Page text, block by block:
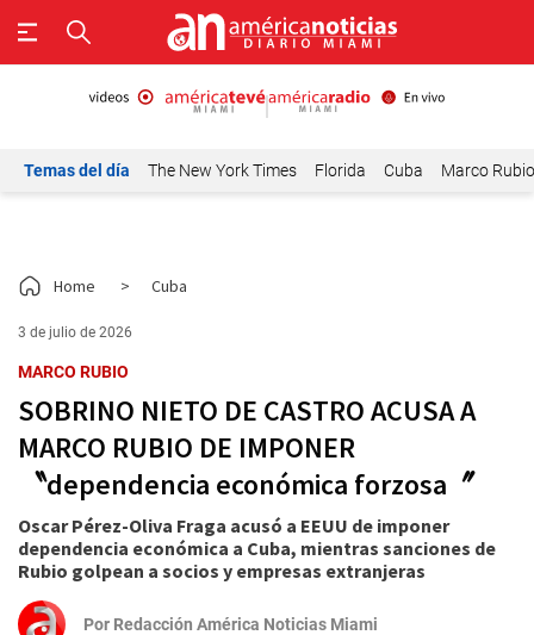
Temas del día The New York Times Florida Cuba Marco Rubio
Home > Cuba
3 de julio de 2026
MARCO RUBIO
SOBRINO NIETO DE CASTRO ACUSA A
MARCO RUBIO DE IMPONER
〝dependencia económica forzosa〞
Oscar Pérez-Oliva Fraga acusó a EEUU de imponer
dependencia económica a Cuba, mientras sanciones de
Rubio golpean a socios y empresas extranjeras
Por Redacción América Noticias Miami